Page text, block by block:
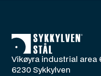
Vikøyra industrial area
6230 Sykkylven